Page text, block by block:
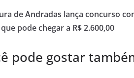
de Andradas lança concurso
pode chegar a R$ 2.600,00
pode gostar